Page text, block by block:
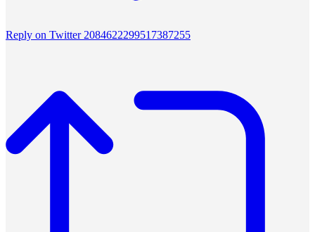
Reply on Twitter 2084622299517387255